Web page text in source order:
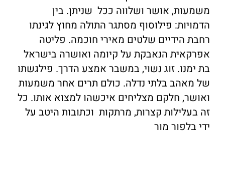
משמעות, אושר ושלווה ככל שניתן. בין
הדמויות: פילוסוף מסתגר התולה מחוץ לגינתו
רחבת הידיים שלטים מאירי חוכמה. פליטה
אפרקאית הנאבקת על קיומה ואושרה בישראל
בת ימנו. זוג נשוי, במשבר אמצע הדרך. פילגשתו
של מאהב בלתי נדלה. כולם תרים אחר משמעות
ואושר, חלקם מצליחים איכשהו למצוא אותו. כל
זה בעלילות קצרות, מרתקות וכתובות היטב על
ידי בלפור מור